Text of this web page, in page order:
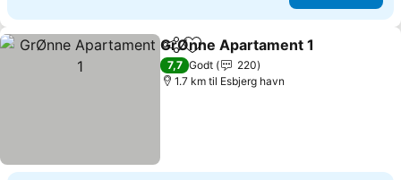
Del Føj til favoritter
GrØnne Apartament 1
7,7 Godt
220
1.7 km til Esbjerg havn